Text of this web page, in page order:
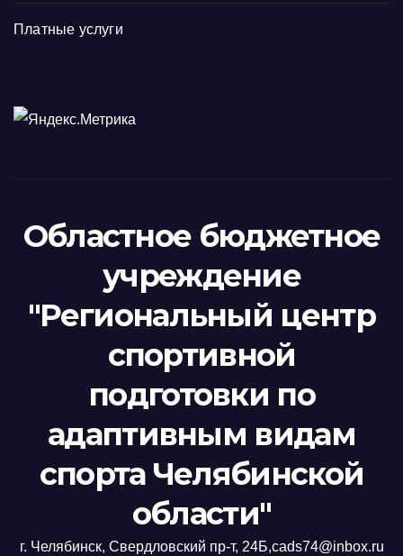
Платные услуги
Областное бюджетное
учреждение
"Региональный центр
спортивной
подготовки по
адаптивным видам
спорта Челябинской
области"
г. Челябинск, Свердловский пр-т, 24Б,cads74@inbox.ru